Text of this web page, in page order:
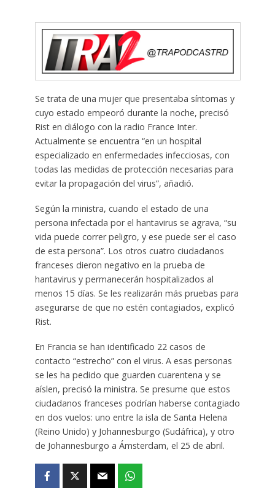
Se trata de una mujer que presentaba síntomas y
cuyo estado empeoró durante la noche, precisó
Rist en diálogo con la radio France Inter.
Actualmente se encuentra “en un hospital
especializado en enfermedades infecciosas, con
todas las medidas de protección necesarias para
evitar la propagación del virus”, añadió.
Según la ministra, cuando el estado de una
persona infectada por el hantavirus se agrava, “su
vida puede correr peligro, y ese puede ser el caso
de esta persona”. Los otros cuatro ciudadanos
franceses dieron negativo en la prueba de
hantavirus y permanecerán hospitalizados al
menos 15 días. Se les realizarán más pruebas para
asegurarse de que no estén contagiados, explicó
Rist.
En Francia se han identificado 22 casos de
contacto “estrecho” con el virus. A esas personas
se les ha pedido que guarden cuarentena y se
aíslen, precisó la ministra. Se presume que estos
ciudadanos franceses podrían haberse contagiado
en dos vuelos: uno entre la isla de Santa Helena
(Reino Unido) y Johannesburgo (Sudáfrica), y otro
de Johannesburgo a Ámsterdam, el 25 de abril.